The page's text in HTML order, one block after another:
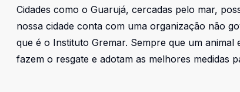
Cidades como o Guarujá, cercadas pelo mar,
nossa cidade conta com uma organização não
que é o Instituto Gremar. Sempre que um
fazem o resgate e adotam as melhores medidas